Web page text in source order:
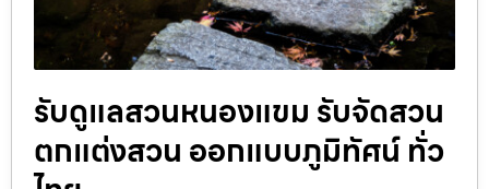
รับดูแลสวนหนองแขม รับจัดสวน
ตกแต่งสวน ออกแบบภูมิทัศน์ ทั่ว